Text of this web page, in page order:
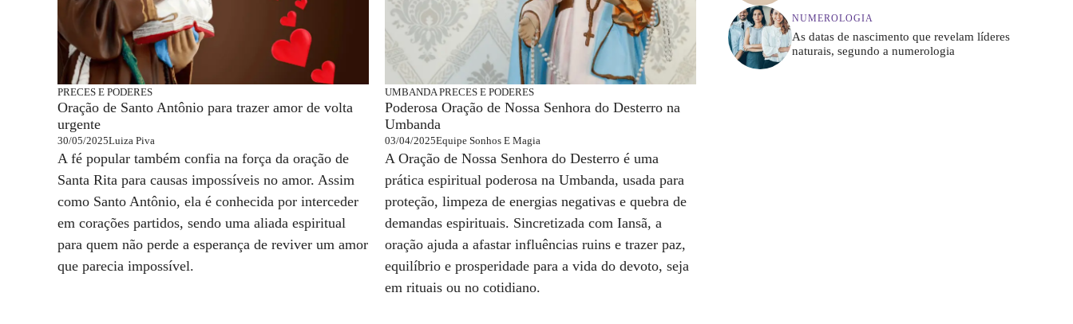
PRECES E PODERES
Oração de Santo Antônio para trazer amor de volta
urgente
30/05/2025Luiza Piva
A fé popular também confia na força da oração de
Santa Rita para causas impossíveis no amor. Assim
como Santo Antônio, ela é conhecida por interceder
em corações partidos, sendo uma aliada espiritual
para quem não perde a esperança de reviver um amor
que parecia impossível.
UMBANDA PRECES E PODERES
Poderosa Oração de Nossa Senhora do Desterro na
Umbanda
03/04/2025Equipe Sonhos E Magia
A Oração de Nossa Senhora do Desterro é uma
prática espiritual poderosa na Umbanda, usada para
proteção, limpeza de energias negativas e quebra de
demandas espirituais. Sincretizada com Iansã, a
oração ajuda a afastar influências ruins e trazer paz,
equilíbrio e prosperidade para a vida do devoto, seja
em rituais ou no cotidiano.
NUMEROLOGIA
As datas de nascimento que revelam líderes
naturais, segundo a numerologia